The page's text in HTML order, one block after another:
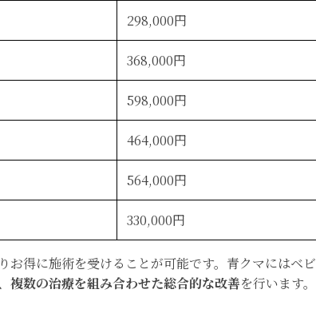
298,000円
368,000円
598,000円
464,000円
564,000円
330,000円
得に施術を受けることが可能です。青クマにはベビ
複数の治療を組み合わせた総合的な改善を行います。